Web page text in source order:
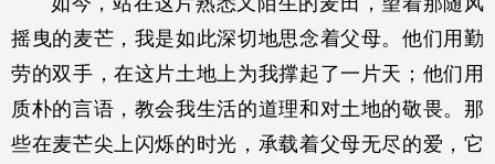
摇曳的麦芒，我是如此深切地思念着父母。他们用勤
劳的双手，在这片土地上为我撑起了一片天；他们用
质朴的言语，教会我生活的道理和对土地的敬畏。那
些在麦芒尖上闪烁的时光，承载着父母无尽的爱，它